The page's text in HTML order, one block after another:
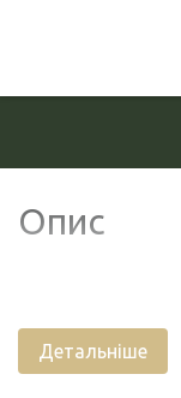
Опис
Детальніше